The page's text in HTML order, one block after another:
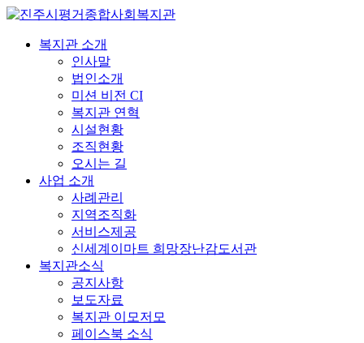
복지관 소개
인사말
법인소개
미션 비전 CI
복지관 연혁
시설현황
조직현황
오시는 길
사업 소개
사례관리
지역조직화
서비스제공
신세계이마트 희망장난감도서관
복지관소식
공지사항
보도자료
복지관 이모저모
페이스북 소식